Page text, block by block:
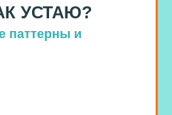
УСТАЮ?
паттерны и